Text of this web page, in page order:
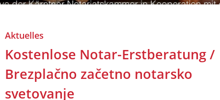
notarsko svetovanje
Aktuelles
Kostenlose Notar-Erstberatung /
Brezplačno začetno notarsko
svetovanje